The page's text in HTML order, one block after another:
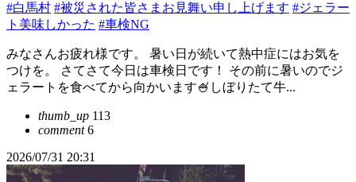
#白馬村 #被災された皆さまお見舞い申し上げます #ジェラー
ト美味しかった #車検NG
みなさんお疲れ様です。 暑い日が続いて熱中症にはお気を
つけを。 さてさて今日は車検日です！ その前に暑いのでジ
ェラートを食べてから向かいます🍧しぼりたて牛...
thumb_up 113
comment6
2026/07/31 20:31